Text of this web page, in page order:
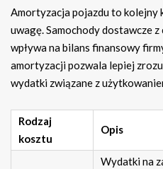
Amortyzacja pojazdu to kolejny
uwagę. Samochody dostawcze
wpływa na bilans finansowy
amortyzacji pozwala lepiej
wydatki związane z
Rodzaj
kosztu
Opis
Wydatki na